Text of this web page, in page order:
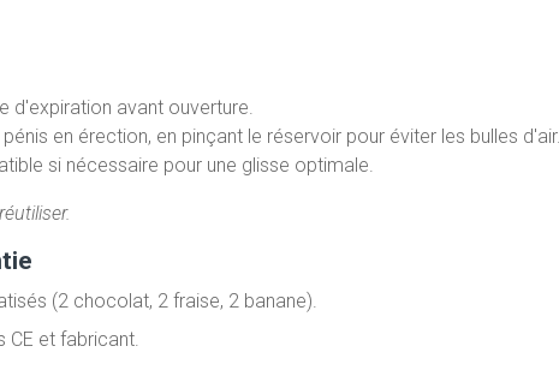
d'expiration avant ouverture.
en érection, en pinçant le réservoir pour éviter les bulles d'air.
si nécessaire pour une glisse optimale.
(2 chocolat, 2 fraise, 2 banane).
CE et fabricant.